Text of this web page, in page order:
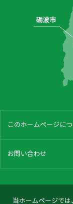
当ホームページで
このホームページに
お問い合わせ